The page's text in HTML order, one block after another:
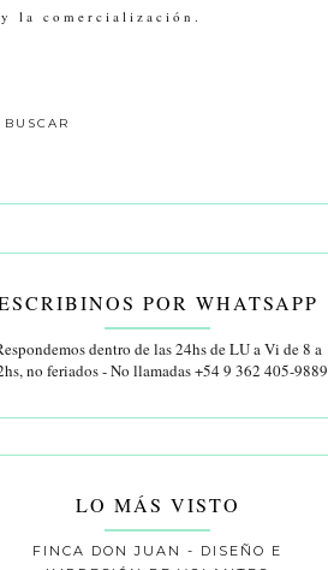
la comercialización.
POR WHATSAPP
dentro de las 24hs de LU a Vi de 8 a
no feriados - No llamadas +54 9 362 405-9889
LO MÁS VISTO
FINCA DON JUAN - DISEÑO E